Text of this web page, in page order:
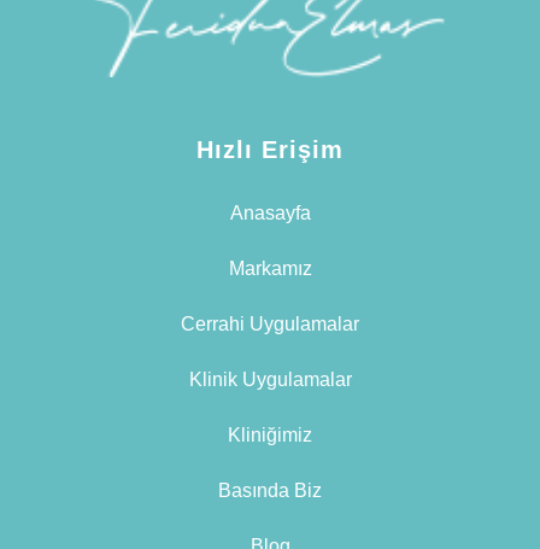
Hızlı Erişim
Anasayfa
Markamız
Cerrahi Uygulamalar
Klinik Uygulamalar
Kliniğimiz
Basında Biz